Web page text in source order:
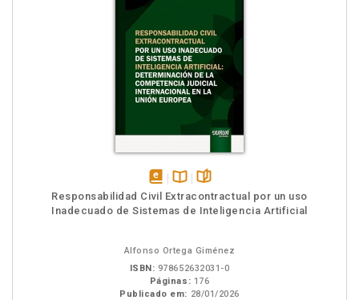
disponível
em
Disponível
na
páginas
Responsabilidad Civil Extracontractual por un uso
Inadecuado de Sistemas de Inteligencia Artificial
Alfonso Ortega Giménez
ISBN: 978652632031-0
Páginas: 176
Publicado em: 28/01/2026